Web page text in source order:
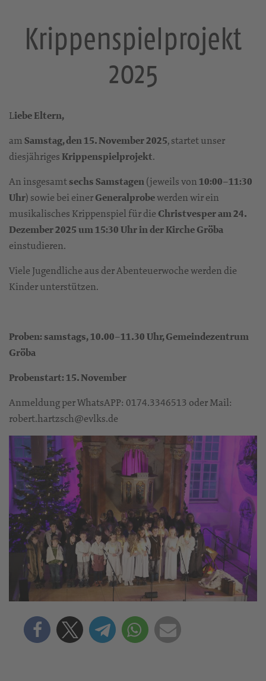
Krippenspielprojekt
2025
Liebe Eltern,
amSamstag, den 15. November 2025, startet unser
diesjährigesKrippenspielprojekt.
An insgesamtsechs Samstagen(jeweils von 10:00–11:30
Uhr) sowie bei einerGeneralprobewerden wir ein
musikalisches Krippenspiel für die Christvesper am 24.
Dezember 2025 um 15:30 Uhr in der Kirche Gröba
einstudieren.
Viele Jugendliche aus der Abenteuerwoche werden die
Kinder unterstützen.
Proben: samstags, 10.00–11.30 Uhr, Gemeindezentrum
Gröba
Probenstart: 15. November
Anmeldung per WhatsAPP: 0174.3346513 oder Mail:
robert.hartzsch@evlks.de